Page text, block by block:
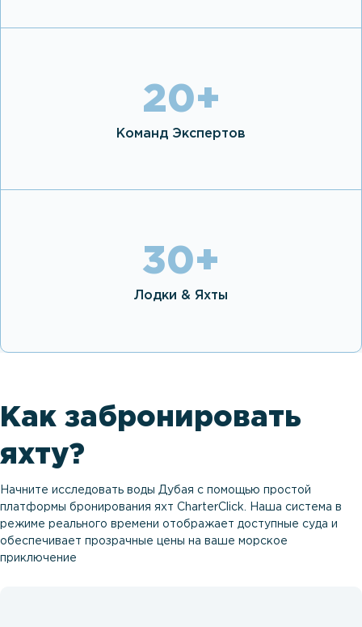
20+
Команд Экспертов
30+
Лодки & Яхты
Как забронировать
яхту?
Начните исследовать воды Дубая с помощью простой
платформы бронирования яхт CharterClick. Наша система в
режиме реального времени отображает доступные суда и
обеспечивает прозрачные цены на ваше морское
приключение